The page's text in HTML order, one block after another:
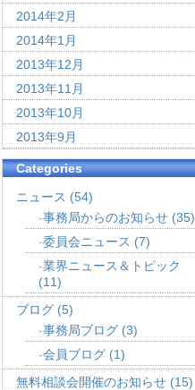
2014年2月
2014年1月
2013年12月
2013年11月
2013年10月
2013年9月
Categories
ニュース (54)
事務局からのお知らせ (35)
委員会ニュース (7)
業界ニュース＆トピック
(11)
ブログ (5)
事務局ブログ (3)
会員ブログ (1)
無料相談会開催のお知らせ (15)